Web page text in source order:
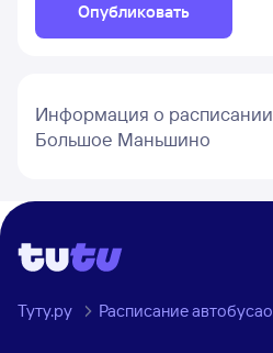
Опубликовать
Информация о расписании
Большое Маньшино
Туту.ру Расписание